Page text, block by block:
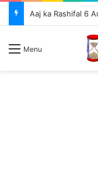
Menu